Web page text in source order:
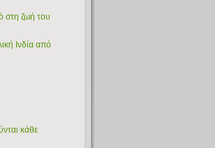
στη ζωή του
Ινδία από
κάθε